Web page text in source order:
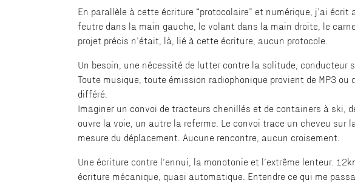
En parallèle à cette écriture “protocolaire” et numérique, j’ai
feutre dans la main gauche, le volant dans la main droite, le
projet précis n’était, là, lié à cette écriture, aucun protocole.
Un besoin, une nécessité de lutter contre la solitude, conducteur
Toute musique, toute émission radiophonique provient de MP3
différé.
Imaginer un convoi de tracteurs chenillés et de containers à ski,
ouvre la voie, un autre la referme. Le convoi trace un cheveu sur
mesure du déplacement. Aucune rencontre, aucun croisement.
Une écriture contre l’ennui, la monotonie et l’extrême lenteur.
écriture mécanique, quasi automatique. Entendre ce qui me